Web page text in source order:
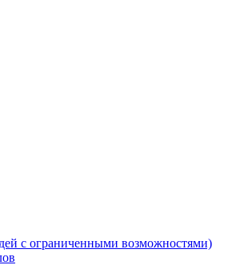
с ограниченными возможностями)